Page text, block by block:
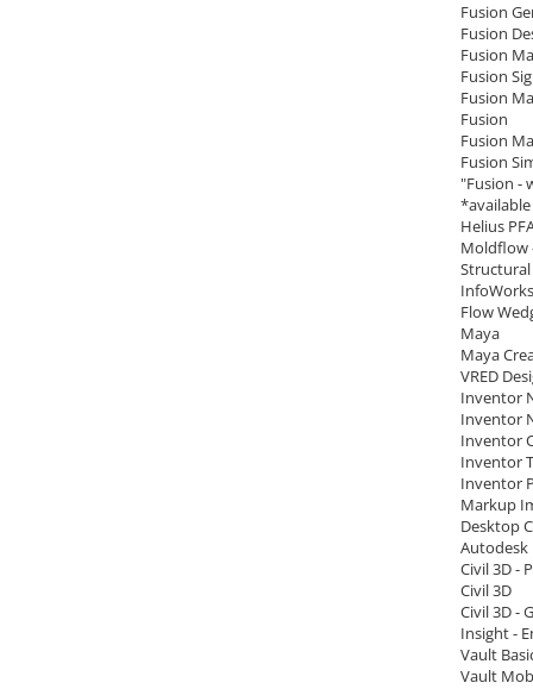
Fusion
Fusion
Fusion
Fusion
Fusion
Fusion
Fusion
Fusion
"Fusion -
Helius
Moldflow
Structural
Flow
Maya
Maya
VRED
Inventor
Inventor
Inventor
Inventor
Inventor
Markup
Desktop
Autodesk
Civil 3D -
Civil 3D
Civil 3D -
Insight -
Vault
Vault